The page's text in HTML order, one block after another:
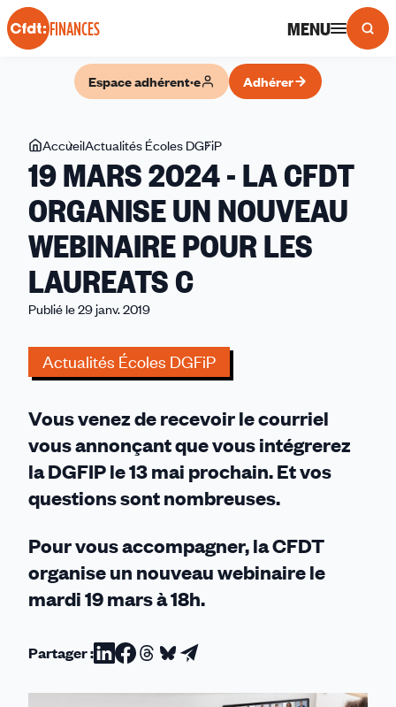
Panneau de gestion des cookies
FINANCES MENU
Espace adhérent·e Adhérer
Vous
êtes
ici
AccueilActualités Écoles DGFiP
MARS
2024
-
LA
CFDT
WEBINAIRE
LAUREATS
19 MARS 2024 - LA CFDT
ORGANISE UN NOUVEAU
WEBINAIRE POUR LES
LAUREATS C
Publié le 29 janv. 2019
Actualités Écoles DGFiP
Vous venez de recevoir le courriel
vous annonçant que vous intégrerez
la DGFIP le 13 mai prochain. Et vos
questions sont nombreuses.
Pour vous accompagner, la CFDT
organise un nouveau webinaire le
mardi 19 mars à 18h.
Partager :Partager
sur
Partager
sur
Partager
sur
Partager
sur
Partager
par